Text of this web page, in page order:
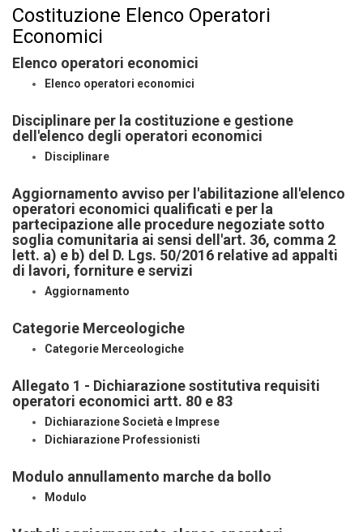
Costituzione Elenco Operatori
Economici
Elenco operatori economici
Elenco operatori economici
Disciplinare per la costituzione e gestione
dell'elenco degli operatori economici
Disciplinare
Aggiornamento avviso per l'abilitazione all'elenco
operatori economici qualificati e per la
partecipazione alle procedure negoziate sotto
soglia comunitaria ai sensi dell'art. 36, comma 2
lett. a) e b) del D. Lgs. 50/2016 relative ad appalti
di lavori, forniture e servizi
Aggiornamento
Categorie Merceologiche
Categorie Merceologiche
Allegato 1 - Dichiarazione sostitutiva requisiti
operatori economici artt. 80 e 83
Dichiarazione Società e Imprese
Dichiarazione Professionisti
Modulo annullamento marche da bollo
Modulo